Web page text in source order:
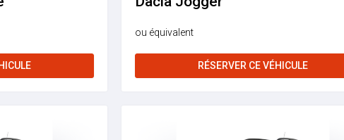
ou équivalent
RÉSERVER CE VÉHICULE